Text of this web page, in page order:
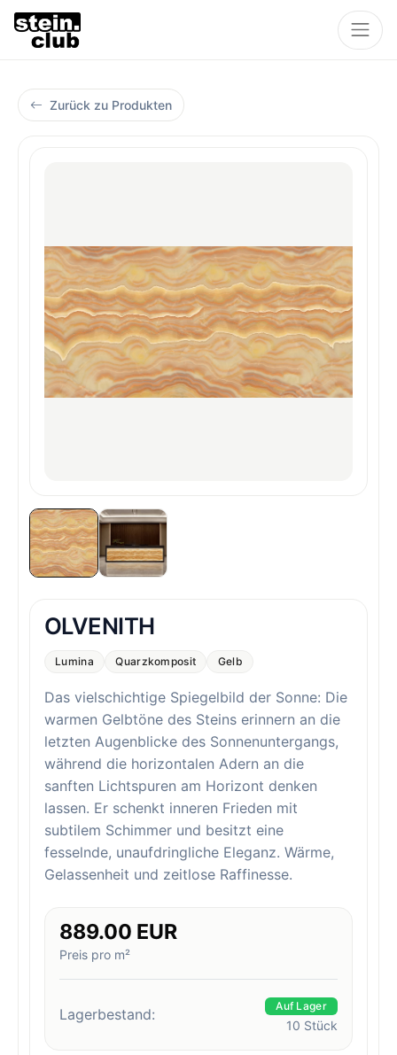
Zurück zu Produkten
OLVENITH
Lumina Quarzkomposit Gelb
Das vielschichtige Spiegelbild der Sonne: Die
warmen Gelbtöne des Steins erinnern an die
letzten Augenblicke des Sonnenuntergangs,
während die horizontalen Adern an die
sanften Lichtspuren am Horizont denken
lassen. Er schenkt inneren Frieden mit
subtilem Schimmer und besitzt eine
fesselnde, unaufdringliche Eleganz. Wärme,
Gelassenheit und zeitlose Raffinesse.
889.00 EUR
Preis pro m²
Lagerbestand: Auf Lager
10 Stück